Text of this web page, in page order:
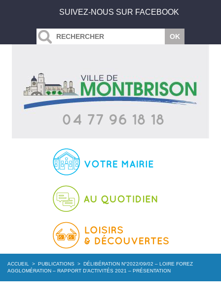
SUIVEZ-NOUS SUR FACEBOOK
ACCUEIL > PUBLICATIONS > DÉLIBÉRATION N°2022/09/02 – LOIRE FOREZ
AGGLOMÉRATION – RAPPORT D’ACTIVITÉS 2021 – PRÉSENTATION